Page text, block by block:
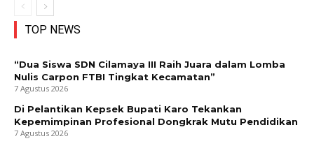
TOP NEWS
“Dua Siswa SDN Cilamaya III Raih Juara dalam Lomba
Nulis Carpon FTBI Tingkat Kecamatan”
7 Agustus 2026
Di Pelantikan Kepsek Bupati Karo Tekankan
Kepemimpinan Profesional Dongkrak Mutu Pendidikan
7 Agustus 2026